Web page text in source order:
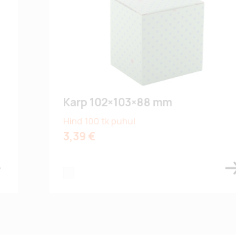
Karp 102×103×88 mm
Hind 100 tk puhul
3,39 €